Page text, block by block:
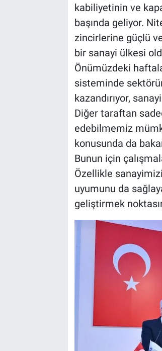
kabiliyetinin ve
başında geliyor.
zincirlerine güçlü
bir sanayi ülkesi
Önümüzdeki
sisteminde
kazandırıyor,
Diğer taraftan
edebilmemiz
konusunda da
Bunun için
Özellikle
uyumunu da
geliştirmek